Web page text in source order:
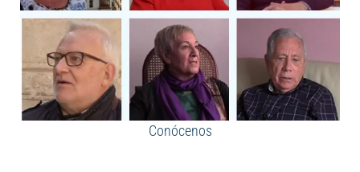
Conócenos